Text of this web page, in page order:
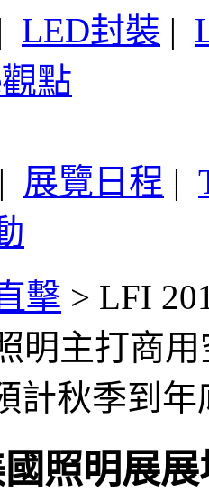
| LED封裝 |
點
| 展覽日程 |
擊 > LFI
明主打商
計秋季到年
照明展